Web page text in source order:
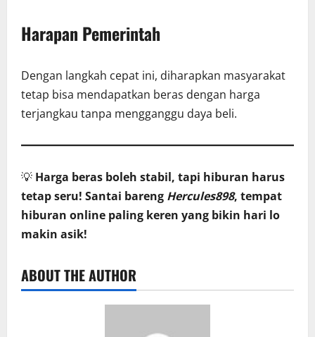
Harapan Pemerintah
Dengan langkah cepat ini, diharapkan masyarakat
tetap bisa mendapatkan beras dengan harga
terjangkau tanpa mengganggu daya beli.
💡 Harga beras boleh stabil, tapi hiburan harus
tetap seru! Santai bareng Hercules898, tempat
hiburan online paling keren yang bikin hari lo
makin asik!
ABOUT THE AUTHOR